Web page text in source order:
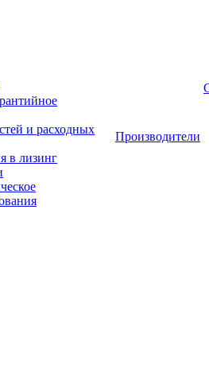
и расходных
в лизинг
Производители